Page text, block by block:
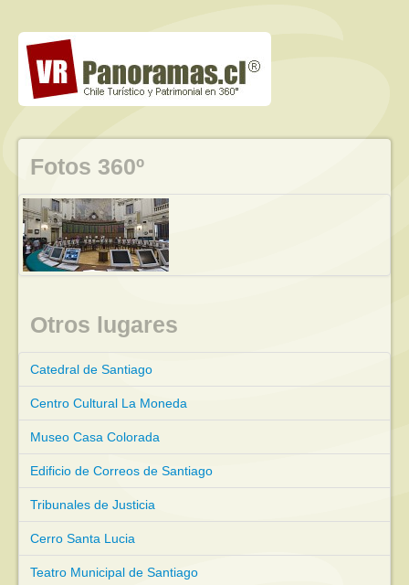
Fotos 360º
Otros lugares
Catedral de Santiago
Centro Cultural La Moneda
Museo Casa Colorada
Edificio de Correos de Santiago
Tribunales de Justicia
Cerro Santa Lucia
Teatro Municipal de Santiago